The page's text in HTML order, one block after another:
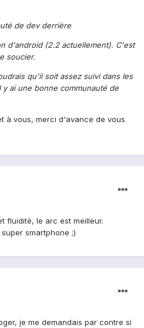
de dev derrière
d'android (2.2 actuellement). C'est
soucier.
qu'il soit assez suivi dans les
ai une bonne communauté de
à vous, merci d'avance de vous
fluidité, le arc est meilleur.
smartphone ;)
je me demandais par contre si